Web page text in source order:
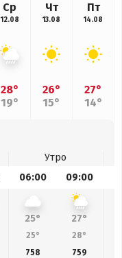
Ср
12.08
28°
19°
Чт
13.08
26°
15°
Пт
14.08
27°
14°
Утро
06:00 09:00
25° 27°
25° 28°
758 759